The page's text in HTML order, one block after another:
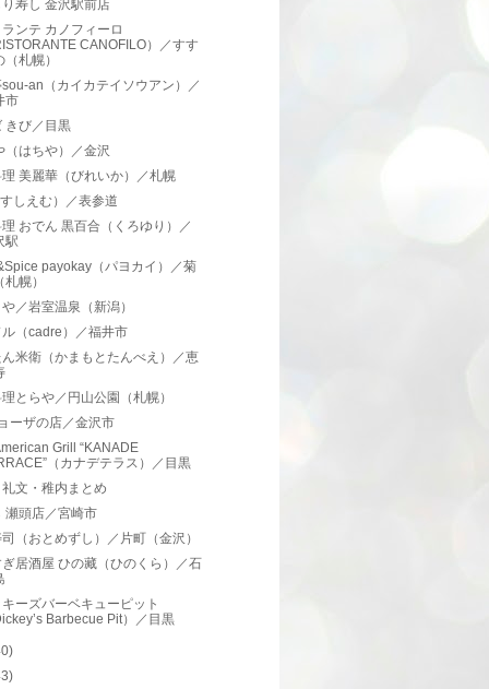
寿し 金沢駅前店
ンテ カノフィーロ
CANOFILO）／すす
（札幌）
an（カイカテイソウアン）／
市
きび／目黒
（はちや）／金沢
美麗華（びれいか）／札幌
しえむ）／表参道
おでん 黒百合（くろゆり）／
駅
payokay（パヨカイ）／菊
幌）
／岩室温泉（新潟）
（cadre）／福井市
米衛（かまもとたんべえ）／恵
とらや／円山公園（札幌）
ーザの店／金沢市
Grill “KANADE
（カナデテラス）／目黒
文・稚内まとめ
瀬頭店／宮崎市
（おとめずし）／片町（金沢）
居酒屋 ひの藏（ひのくら）／石
ーズバーベキューピット
Barbecue Pit）／目黒